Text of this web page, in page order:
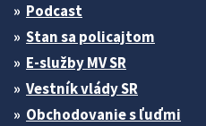
Podcast
Stan sa policajtom
E-služby MV SR
Vestník vlády SR
Obchodovanie s ľuďmi